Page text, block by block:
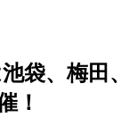
袋、梅田、
！